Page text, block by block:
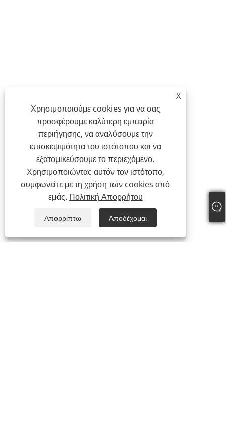
X
Χρησιμοποιούμε cookies για να σας
προσφέρουμε καλύτερη εμπειρία
περιήγησης, να αναλύσουμε την
επισκεψιμότητα του ιστότοπου και να
εξατομικεύσουμε το περιεχόμενο.
Χρησιμοποιώντας αυτόν τον ιστότοπο,
συμφωνείτε με τη χρήση των cookies από
εμάς. Πολιτική Απορρήτου
Απορρίπτω Αποδέχομαι